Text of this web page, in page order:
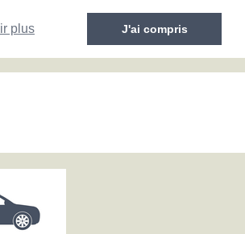
plus J'ai compris